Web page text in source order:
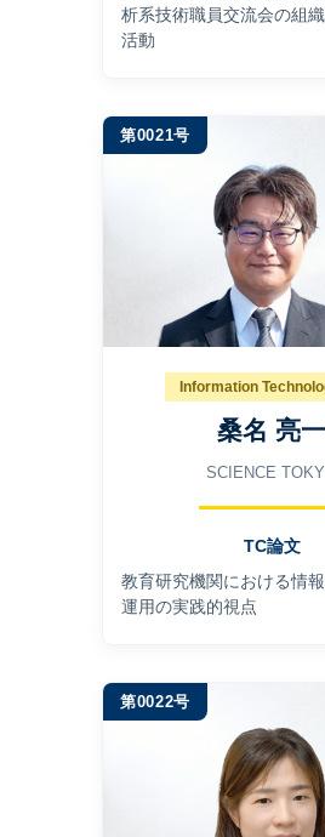
析系技術職員交流会の組
活動
第0021号
Information
桑名 亮一
SCIENCE
TC論文
教育研究機関における情
運⽤の実践的視点
第0022号